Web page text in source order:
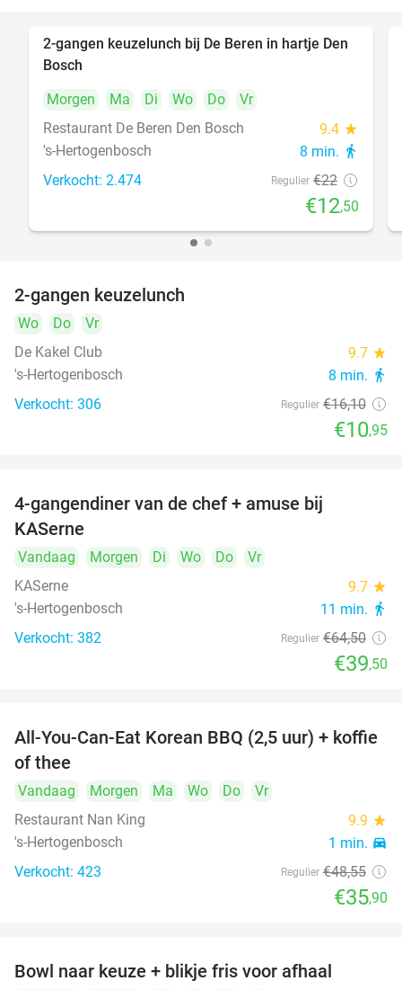
43%
2-gangen keuzelunch bij De Beren in hartje Den
Bosch
Morgen
Ma Di Wo Do
Vr
Restaurant De Beren Den Bosch
9.4 star
's-Hertogenbosch 8 min. directions_walk
Verkocht: 2.474 Regulier €22
€12,50
2-gangen keuzelunch
Wo Do
Vr
De Kakel Club
9.7 star
's-Hertogenbosch 8 min. directions_walk
Verkocht: 306 Regulier €16,10
€10,95
4-gangendiner van de chef + amuse bij
KASerne
Vandaag Morgen Di Wo Do
Vr
KASerne
9.7 star
's-Hertogenbosch 11 min. directions_walk
Verkocht: 382 Regulier €64,50
€39,50
26%
All-You-Can-Eat Korean BBQ (2,5 uur) + koffie
of thee
Vandaag Morgen Ma Wo Do
Vr
Restaurant Nan King
9.9 star
's-Hertogenbosch 1 min. directions_car
Verkocht: 423 Regulier €48,55
€35,90
Bowl naar keuze + blikje fris voor afhaal